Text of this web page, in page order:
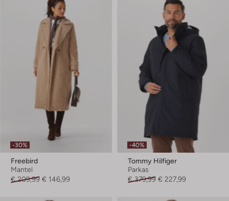
-30%
Freebird
Mantel
€ 209,99 € 146,99
-40%
Tommy Hilfiger
Parkas
€ 379,99 € 227,99